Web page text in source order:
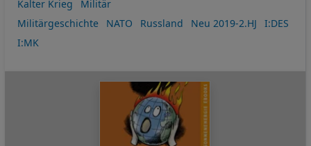
Kalter Krieg
Militär
Militärgeschichte
NATO Russland Neu 2019-2.HJ
I:DES
I:MK